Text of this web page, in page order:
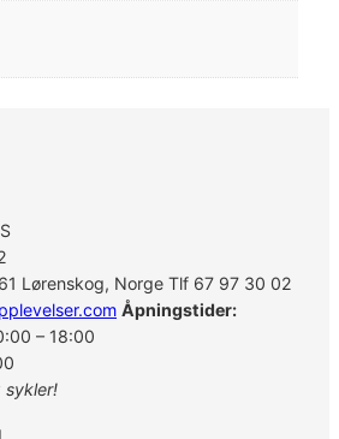
Lørenskog, Norge Tlf 67 97 30 02
Åpningstider:
– 18:00
sykler!